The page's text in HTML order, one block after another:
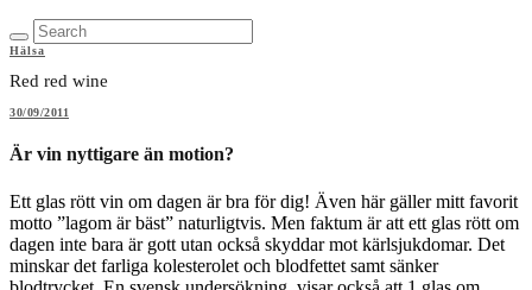
Hälsa
Red red wine
30/09/2011
Är vin nyttigare än motion?
Ett glas rött vin om dagen är bra för dig! Även här gäller mitt favorit
motto ”lagom är bäst” naturligtvis. Men faktum är att ett glas rött om
dagen inte bara är gott utan också skyddar mot kärlsjukdomar. Det
minskar det farliga kolesterolet och blodfettet samt sänker